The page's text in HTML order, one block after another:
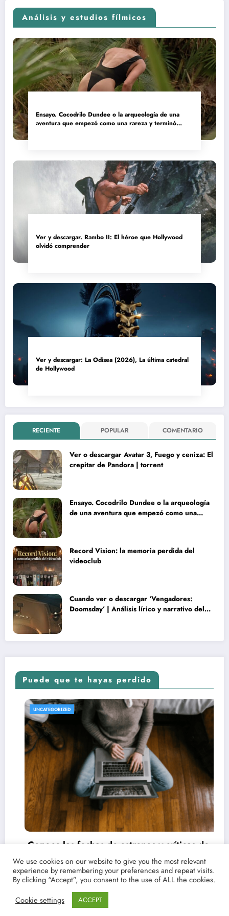
Análisis y estudios fílmicos
Ensayo. Cocodrilo Dundee o la arqueología de una
aventura que empezó como una rareza y terminó
Ver y descargar. Rambo II: El héroe que Hollywood
olvidó comprender
Ver y descargar: La Odisea (2026), La última catedral
de Hollywood
RECIENTE POPULAR COMENTARIO
Ver o descargar Avatar 3, Fuego y ceniza: El
crepitar de Pandora | torrent
Ensayo. Cocodrilo Dundee o la arqueología
de una aventura que empezó como una
Record Vision: la memoria perdida del
videoclub
Cuando ver o descargar ‘Vengadores:
Doomsday’ | Análisis lírico y narrativo del
Puede que te hayas perdido
las fechas de estrenos y críticas de
películas y series favoritas con Point
03/2021 lucenpop
We use cookies on our website to give you the most relevant
experience by remembering your preferences and repeat visits.
By clicking “Accept”, you consent to the use of ALL the cookies.
Cookie settings
ACCEPT